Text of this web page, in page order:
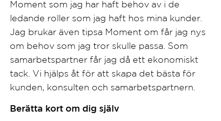
Moment som jag har haft behov av i de
ledande roller som jag haft hos mina kunder.
Jag brukar även tipsa Moment om får jag nys
om behov som jag tror skulle passa. Som
samarbetspartner får jag då ett ekonomiskt
tack. Vi hjälps åt för att skapa det bästa för
kunden, konsulten och samarbetspartnern.
Berätta kort om dig själv